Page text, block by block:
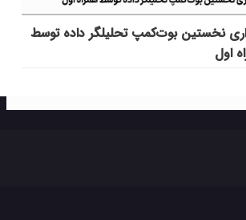
نخستین بوت‌کمپ تحلیلگر داده توسط
اول